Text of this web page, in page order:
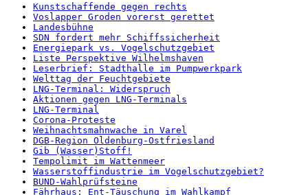
Kunstschaffende gegen rechts
Voslapper Groden vorerst gerettet
Landesbühne
SDN fordert mehr Schiffssicherheit
Energiepark vs. Vogelschutzgebiet
Liste Perspektive Wilhelmshaven
Leserbrief: Stadthalle im Pumpwerkpark
Welttag der Feuchtgebiete
LNG-Terminal: Widerspruch
Aktionen gegen LNG-Terminals
LNG-Terminal
Corona-Proteste
Weihnachtsmahnwache in Varel
DGB-Region Oldenburg-Ostfriesland
Gib (Wasser)Stoff!
Tempolimit im Wattenmeer
Wasserstoffindustrie im Vogelschutzgebiet?
BUND-Wahlprüfsteine
Fährhaus: Ent-Täuschung im Wahlkampf